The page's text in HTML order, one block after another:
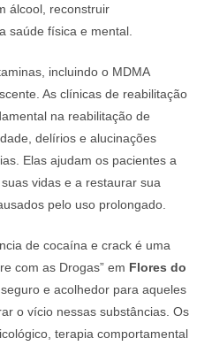
álcool, reconstruir
saúde física e mental.
incluindo o MDMA
As clínicas de reabilitação
na reabilitação de
delírios e alucinações
Elas ajudam os pacientes a
vidas e a restaurar sua
pelo uso prolongado.
de cocaína e crack é uma
com as Drogas” em Flores do
e acolhedor para aqueles
o vício nessas substâncias. Os
terapia comportamental